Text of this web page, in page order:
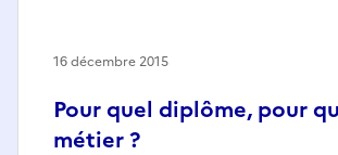
Pour quel diplôme, pour
métier ?
16 décembre 2015